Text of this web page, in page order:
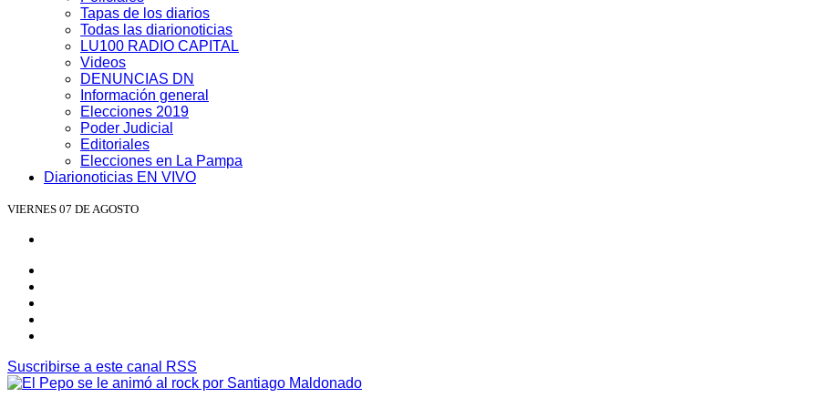
Tapas de los diarios
Todas las diarionoticias
LU100 RADIO CAPITAL
Videos
DENUNCIAS DN
Información general
Elecciones 2019
Poder Judicial
Editoriales
Elecciones en La Pampa
Diarionoticias EN VIVO
VIERNES 07 DE AGOSTO
Suscribirse a este canal RSS